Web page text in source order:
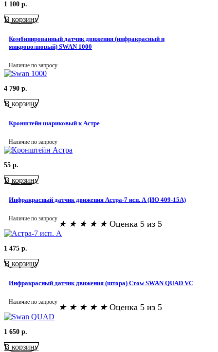
1 100 р.
В корзину
Комбинированный датчик движения (инфракрасный и
микроволновый) SWAN 1000
Наличие по запросу
4 790 р.
В корзину
Кронштейн шариковый к Астре
Наличие по запросу
55 р.
В корзину
Инфракрасный датчик движения Астра-7 исп. А (ИО 409-15А)
Наличие по запросу
★ ★ ★ ★ ★ Оценка 5 из 5
1 475 р.
В корзину
Инфракрасный датчик движения (штора) Crow SWAN QUAD VC
Наличие по запросу
★ ★ ★ ★ ★ Оценка 5 из 5
1 650 р.
В корзину